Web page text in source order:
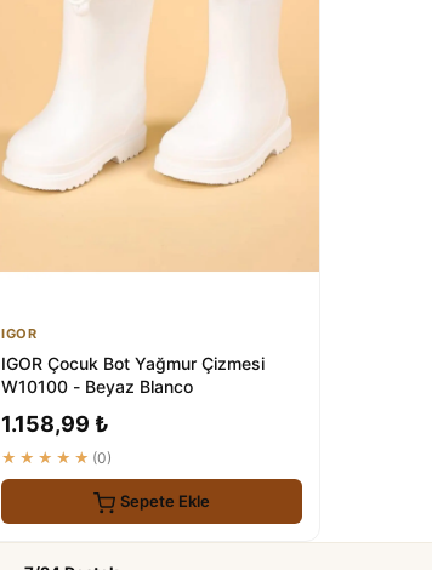
IGOR
IGOR Çocuk Bot Yağmur Çizmesi
W10100 - Beyaz Blanco
1.158,99 ₺
★★★★★ (0)
Sepete Ekle